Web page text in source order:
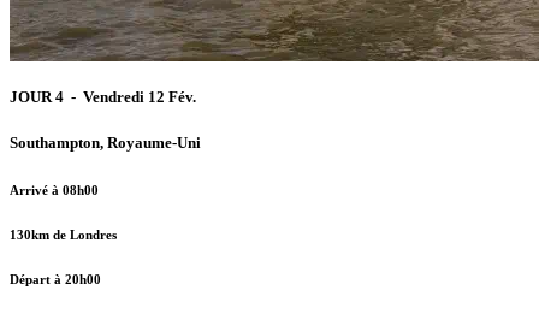
JOUR 4 - Vendredi 12 Fév.
Southampton, Royaume-Uni
Arrivé à 08h00
130km de Londres
Départ à 20h00